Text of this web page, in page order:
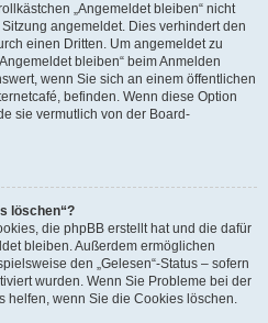
„Angemeldet bleiben“ nicht
angemeldet. Dies verhindert den
einen Dritten. Um angemeldet zu
bleiben“ beim Anmelden
wenn Sie sich an einem öffentlichen
befinden. Wenn diese Option
sie vermutlich von der Board-
löschen“?
die phpBB erstellt hat und die dafür
bleiben. Außerdem ermöglichen
den „Gelesen“-Status – sofern
wurden. Wenn Sie Probleme bei der
helfen, wenn Sie die Cookies löschen.